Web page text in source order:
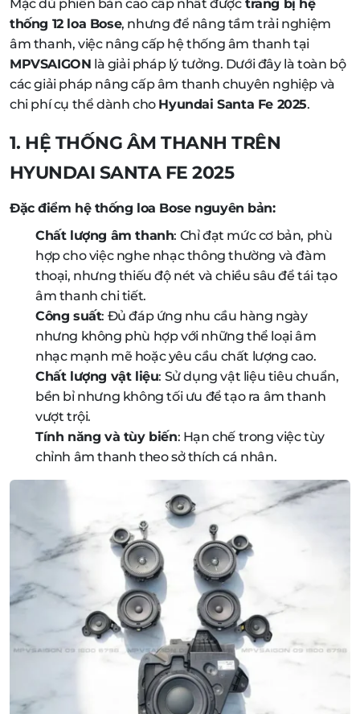
Mặc dù phiên bản cao cấp nhất đượctrang bị hệ
thống 12 loa Bose, nhưng để nâng tầm trải nghiệm
âm thanh, việc nâng cấp hệ thống âm thanh tại
MPVSAIGON là giải pháp lý tưởng. Dưới đây là toàn bộ
các giải pháp nâng cấp âm thanh chuyên nghiệp và
chi phí cụ thể dành cho Hyundai Santa Fe 2025.
1. HỆ THỐNG ÂM THANH TRÊN
HYUNDAI SANTA FE 2025
Đặc điểm hệ thống loa Bose nguyên bản:
Chất lượng âm thanh: Chỉ đạt mức cơ bản, phù
hợp cho việc nghe nhạc thông thường và đàm
thoại, nhưng thiếu độ nét và chiều sâu để tái tạo
âm thanh chi tiết.
Công suất: Đủ đáp ứng nhu cầu hàng ngày
nhưng không phù hợp với những thể loại âm
nhạc mạnh mẽ hoặc yêu cầu chất lượng cao.
Chất lượng vật liệu: Sử dụng vật liệu tiêu chuẩn,
bền bỉ nhưng không tối ưu để tạo ra âm thanh
vượt trội.
Tính năng và tùy biến: Hạn chế trong việc tùy
chỉnh âm thanh theo sở thích cá nhân.